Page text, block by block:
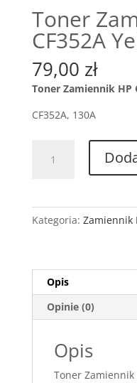
Toner
CF352A
79,00 zł
Toner Zamiennik HP
CF352A, 130A
Toner
Yellow
Kategoria: Zamiennik
Opis
Opinie (0)
Opis
Toner Zamiennik